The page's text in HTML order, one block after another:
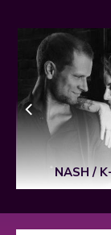
NASH /